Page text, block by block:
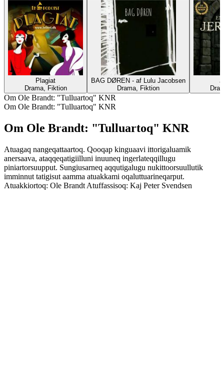
Plagiat
Drama, Fiktion
BAG DØREN - af Lulu Jacobsen
Drama, Fiktion
Om Ole Brandt: "Tulluartoq" KNR
Om Ole Brandt: "Tulluartoq" KNR
Om Ole Brandt: "Tulluartoq" KNR
Atuagaq nangeqattaartoq. Qooqap kinguaavi ittorigaluamik
anersaava, ataqqeqatigiilluni inuuneq ingerlateqqillugu
piniartorsuupput. Sungiusarneq aqqutigalugu nukittoorsuullutik
imminnut tatigisut aamma atuakkami oqaluttuarineqarput.
Atuakkiortoq: Ole Brandt Atuffassisoq: Kaj Peter Svendsen